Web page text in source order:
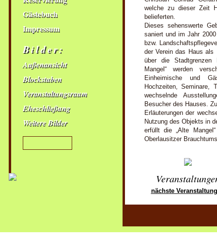
Gästebuch
Impressum
Bilder:
Außenansicht
Blockstuben
Veranstaltungsraum
Eheschließung
Weitere Bilder
welche zu dieser Zeit
belieferten.
Dieses sehenswerte
saniert und im Jahr
bzw.
der Verein das Haus
über die Stadtgrenzen
Mangel“ werden
Einheimische und
Hochzeiten, Seminare,
wechselnde
Besucher des Hauses.
Erläuterungen der
Nutzung des Objekts in
erfüllt die „Alte
Oberlausitzer
nächste